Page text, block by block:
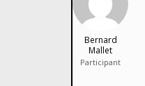
Bernard
Mallet
Participant